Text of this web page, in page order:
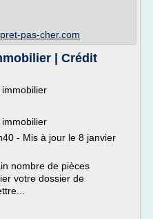
pas-cher.com
| Crédit
- Mis à jour le 8 janvier
nombre de pièces
votre dossier de